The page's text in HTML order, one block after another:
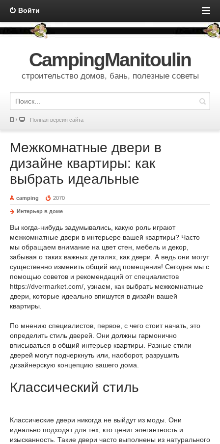
Войти
CampingManitoulin
строительство домов, бань, полезные советы
Полная версия сайта
Межкомнатные двери в
дизайне квартиры: как
выбрать идеальные
camping 2070
Интерьер в доме
Вы когда-нибудь задумывались, какую роль играют
межкомнатные двери в интерьере вашей квартиры? Часто
мы обращаем внимание на цвет стен, мебель и декор,
забывая о таких важных деталях, как двери. А ведь они могут
существенно изменить общий вид помещения! Сегодня мы с
помощью советов и рекомендаций от специалистов
https://dvermarket.com/ , узнаем, как выбрать межкомнатные
двери, которые идеально впишутся в дизайн вашей
квартиры.
По мнению специалистов, первое, с чего стоит начать, это
определить стиль дверей. Они должны гармонично
вписываться в общий интерьер квартиры. Разные стили
дверей могут подчеркнуть или, наоборот, разрушить
дизайнерскую концепцию вашего дома.
Классический стиль
Классические двери никогда не выйдут из моды. Они
идеально подходят для тех, кто ценит элегантность и
изысканность. Такие двери часто выполнены из натурального